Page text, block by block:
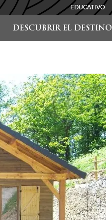
DESCUBRIR EL DESTINO
EDUCATIVO